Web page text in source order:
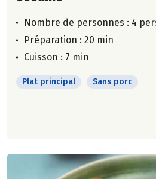
Nombre de personnes : 4
Préparation : 20 min
Cuisson : 7 min
Plat principal Sans porc